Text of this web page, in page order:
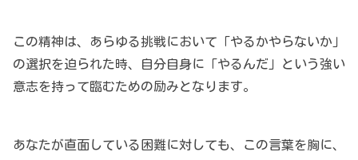
この精神は、あらゆる挑戦において「やるかやらないか」
の選択を迫られた時、自分自身に「やるんだ」という強い
意志を持って臨むための励みとなります。
あなたが直面している困難に対しても、この言葉を胸に、